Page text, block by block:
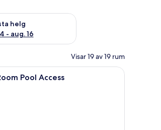
9
helg
- aug. 16
för nästa helg aug. 14 - aug. 16
Visar 19 av 19 rum
kuddar, ett litet bord med en lampa och ett
Ett hotellrum med en stor säng, ett
Pool Access